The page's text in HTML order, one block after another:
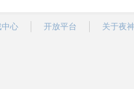
中心 开放平台 关于夜